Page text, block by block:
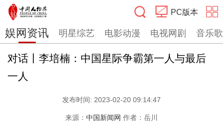
PC版本
搜索
娱网资讯 明星综艺 电影动漫 电视网剧 音乐
对话丨李培楠：中国星际争霸第一人与最后
一人
发布时间: 2023-02-20 09:14:47
来源： 中国新闻网 作者：岳川